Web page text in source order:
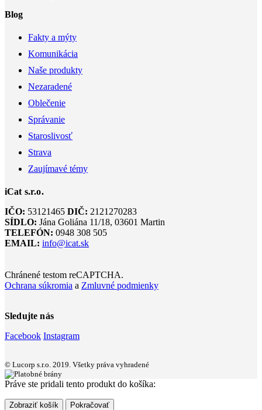
Blog
Fakty a mýty
Komunikácia
Naše produkty
Nezaradené
Oblečenie
Správanie
Staroslivosť
Strava
Zaujímavé témy
iCat s.r.o.
IČO: 53121465 DIČ: 2121270283
SÍDLO: Jána Goliána 11/18, 03601 Martin
TELEFÓN: 0948 308 505
EMAIL: info@icat.sk
Chránené testom reCAPTCHA.
Ochrana súkromia a Zmluvné podmienky
Sledujte nás
Facebook Instagram
© Lucorp s.r.o. 2019. Všetky práva vyhradené
Práve ste pridali tento produkt do košíka:
Zobraziť košík Pokračovať